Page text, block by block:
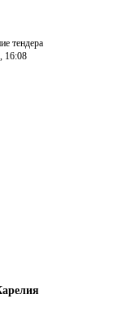
тендера
16:08